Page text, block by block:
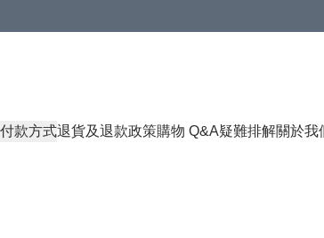
付款方式退貨及退款政策購物 Q&A疑難排解關於我